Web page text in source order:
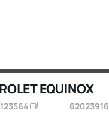
EQUINOX
62023916